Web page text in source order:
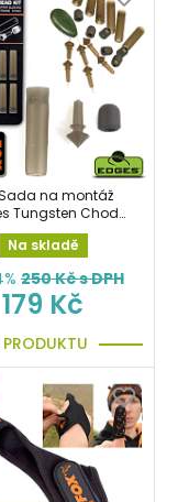
na montáž
Tungsten Chod
Bead Kit
Na skladě
250Kč s DPH
179 Kč
PRODUKTU